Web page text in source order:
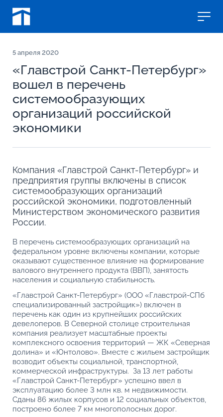
5апреля 2020
«Главстрой Санкт-Петербург»
вошел в перечень
системообразующих
организаций российской
экономики
Компания «Главстрой Санкт-Петербург» и
предприятия группы включены в список
системообразующих организаций
российской экономики, подготовленный
Министерством экономического развития
России.
В перечень системообразующих организаций на
федеральном уровне включены компании, которые
оказывают существенное влияние на формирование
валового внутреннего продукта (ВВП), занятость
населения и социальную стабильность.
«Главстрой Санкт-Петербург» (ООО «Главстрой-СПб
специализированный застройщик») включен в
перечень как один из крупнейших российских
девелоперов. В Северной столице строительная
компания реализует масштабные проекты
комплексного освоения территорий — ЖК «Северная
долина» и «Юнтолово». Вместе с жильем застройщик
возводит объекты социальной, транспортной,
коммерческой инфраструктуры. За 13 лет работы
«Главстрой Санкт-Петербург» успешно ввел в
эксплуатацию более 3 млн кв. м недвижимости.
Сданы 86 жилых корпусов и 12 социальных объектов,
построено более 7 км многополосных дорог.